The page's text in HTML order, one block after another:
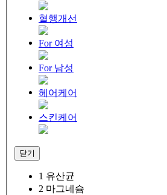
혈행개선
For 여성
For 남성
헤어케어
스킨케어
닫기
1 유산균
2 마그네슘